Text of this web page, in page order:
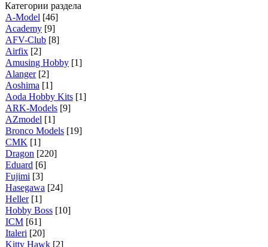
Категории раздела
A-Model [46]
Academy [9]
AFV-Club [8]
Airfix [2]
Amusing Hobby [1]
Alanger [2]
Aoshima [1]
Aoda Hobby Kits [1]
ARK-Models [9]
AZmodel [1]
Bronco Models [19]
CMK [1]
Dragon [220]
Eduard [6]
Fujimi [3]
Hasegawa [24]
Heller [1]
Hobby Boss [10]
ICM [61]
Italeri [20]
Kitty Hawk [2]